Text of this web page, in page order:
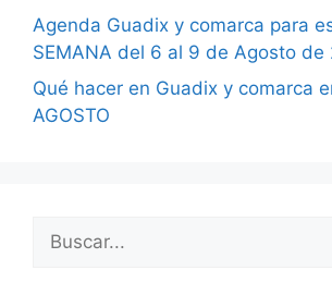
Agenda Guadix y comarca para
SEMANA del 6 al 9 de Agosto de
Qué hacer en Guadix y comarca
AGOSTO
Buscar: